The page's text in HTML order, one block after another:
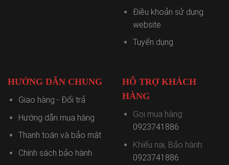
Điều khoản sử dụng
website
Tuyển dụng
HƯỚNG DẪN CHUNG
Giao hàng - Đổi trả
Hướng dẫn mua hàng
Thanh toán và bảo mật
Chính sách bảo hành
HỖ TRỢ KHÁCH
HÀNG
Gọi mua hàng:
0923741886
Khiếu nại, Bảo hành:
0923741886